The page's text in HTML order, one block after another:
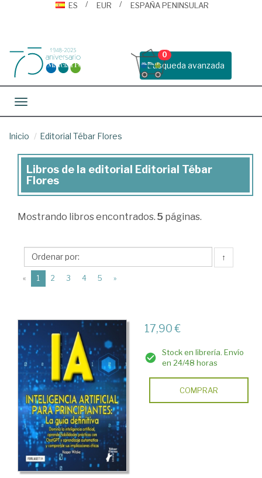
ES
EUR ESPAÑA PENINSULAR
Busqueda avanzada
0
Toggle navigation
Inicio Editorial Tébar Flores
Libros
de
la
Editorial
Tébar
Flores
Libros de la editorial Editorial Tébar
Flores
Mostrando libros encontrados. 5 páginas.
↑
« 1 (current)
2 3 4 5 »
17,90 €
Stock en librería. Envío
en 24/48 horas
COMPRAR